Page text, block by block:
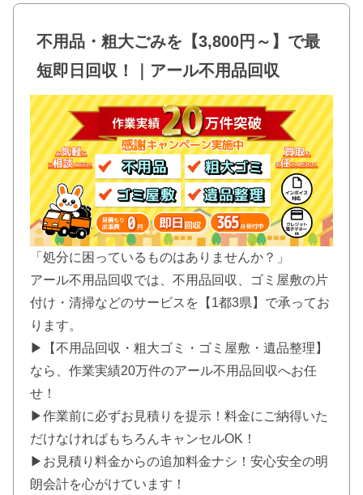
不用品・粗大ごみを【3,800円～】で最
短即日回収！｜アール不用品回収
「処分に困っているものはありませんか？」
アール不用品回収では、不用品回収、ゴミ屋敷の片
付け・清掃などのサービスを【1都3県】で承ってお
ります。
▶【不用品回収・粗大ゴミ・ゴミ屋敷・遺品整理】
なら、作業実績20万件のアール不用品回収へお任
せ！
▶作業前に必ずお見積りを提示！料金にご納得いた
だけなければもちろんキャンセルOK！
▶お見積り料金からの追加料金ナシ！安心安全の明
朗会計を心がけています！